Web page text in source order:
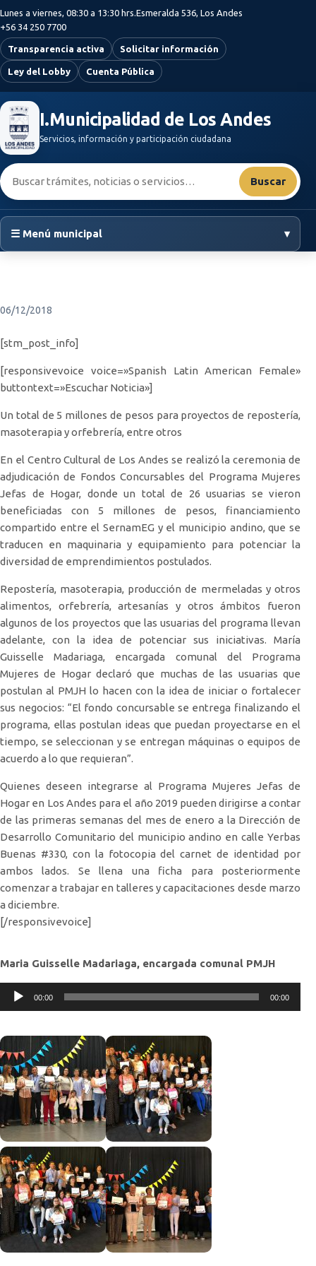
Saltar al contenido principal
Lunes a viernes, 08:30 a 13:30 hrs.Esmeralda 536, Los Andes
+56 34 250 7700
Transparencia activa Solicitar información
Ley del Lobby Cuenta Pública
I.Municipalidad de Los Andes
Servicios, información y participación ciudadana
Buscar:
Buscar
☰ Menú municipal ▾
06/12/2018
[stm_post_info]
[responsivevoice voice=»Spanish Latin American Female»
buttontext=»Escuchar Noticia»]
Un total de 5 millones de pesos para proyectos de repostería,
masoterapia y orfebrería, entre otros
En el Centro Cultural de Los Andes se realizó la ceremonia de
adjudicación de Fondos Concursables del Programa Mujeres
Jefas de Hogar, donde un total de 26 usuarias se vieron
beneficiadas con 5 millones de pesos, financiamiento
compartido entre el SernamEG y el municipio andino, que se
traducen en maquinaria y equipamiento para potenciar la
diversidad de emprendimientos postulados.
Repostería, masoterapia, producción de mermeladas y otros
alimentos, orfebrería, artesanías y otros ámbitos fueron
algunos de los proyectos que las usuarias del programa llevan
adelante, con la idea de potenciar sus iniciativas. María
Guisselle Madariaga, encargada comunal del Programa
Mujeres de Hogar declaró que muchas de las usuarias que
postulan al PMJH lo hacen con la idea de iniciar o fortalecer
sus negocios: “El fondo concursable se entrega finalizando el
programa, ellas postulan ideas que puedan proyectarse en el
tiempo, se seleccionan y se entregan máquinas o equipos de
acuerdo a lo que requieran”.
Quienes deseen integrarse al Programa Mujeres Jefas de
Hogar en Los Andes para el año 2019 pueden dirigirse a contar
de las primeras semanas del mes de enero a la Dirección de
Desarrollo Comunitario del municipio andino en calle Yerbas
Buenas #330, con la fotocopia del carnet de identidad por
ambos lados. Se llena una ficha para posteriormente
comenzar a trabajar en talleres y capacitaciones desde marzo
a diciembre.
[/responsivevoice]
Maria Guisselle Madariaga, encargada comunal PMJH
Reproductor
00:00 00:00